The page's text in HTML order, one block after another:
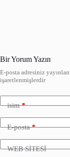
Bir Yorum Yazın
E-posta adresiniz
işaretlenmişlerdir
isim*
E-posta*
WEB SİTESİ